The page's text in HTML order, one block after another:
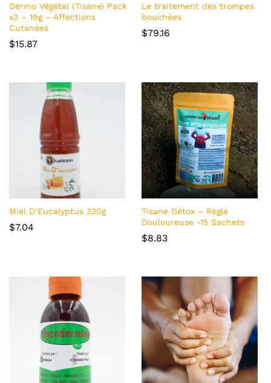
Dermo Végétal (Tisane) Pack
x3 – 19g – Affections
Cutanées
$15.87
Le traitement des trompes
bouchées
$79.16
Miel D’Eucalyptus 330g
$7.04
Tisane Détox – Règle
Douloureuse -15 Sachets
$8.83